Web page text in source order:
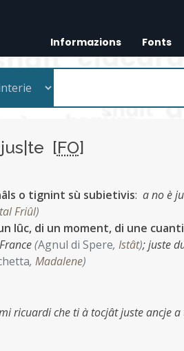
Informazions Fonts
jus|te [FO]
o tignint sù subietivis: a no è
Friûl)
lûc, di un moment, di une
(Agnul di Spere, Istât);juste
, Madalene)
ricuardi che ti à tocjât juste ancje a